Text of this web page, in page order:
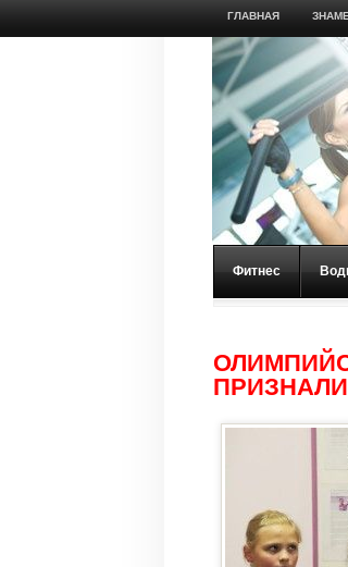
ГЛАВНАЯ
Фитнес